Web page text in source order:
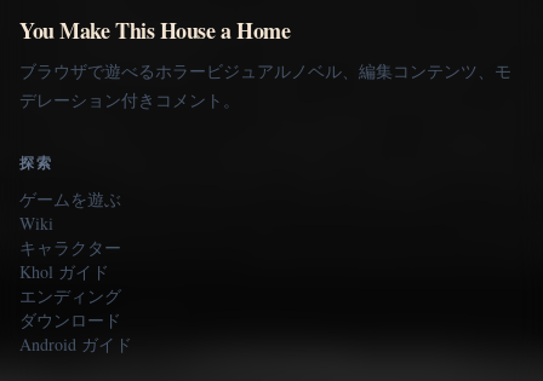
You Make This House a Home
ブラウザで遊べるホラービジュアルノベル、編集コンテンツ、モ
デレーション付きコメント。
探索
ゲームを遊ぶ
Wiki
キャラクター
Khol ガイド
エンディング
ダウンロード
Android ガイド